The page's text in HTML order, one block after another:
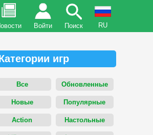
Войти Поиск RU
игр
Все Обновленные
Новые Популярные
Action Настольные